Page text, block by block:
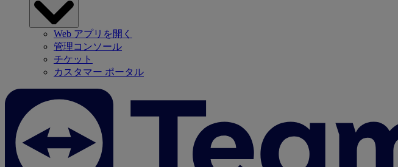
Web アプリを開く
管理コンソール
チケット
カスタマー ポータル